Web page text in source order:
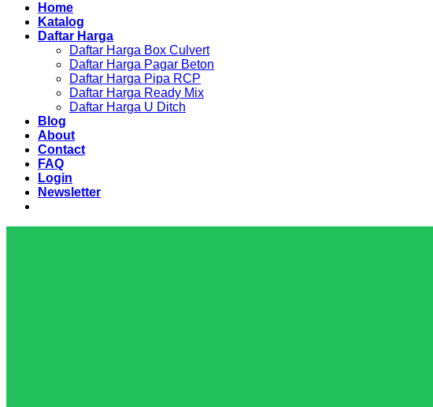
Home
Katalog
Daftar Harga
Daftar Harga Box Culvert
Daftar Harga Pagar Beton
Daftar Harga Pipa RCP
Daftar Harga Ready Mix
Daftar Harga U Ditch
Blog
About
Contact
FAQ
Login
Newsletter